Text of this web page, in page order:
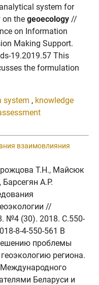
system for
on the geoecology //
on Information
Making Support.
19.2019.57 This
the formulation
system , knowledge
взаимовлияния
Т.Н., Майсюк
А.Р.
//
№4 (30). 2018. C.550-
8-4-550-561 В
проблемы
региона.
Беларуси и